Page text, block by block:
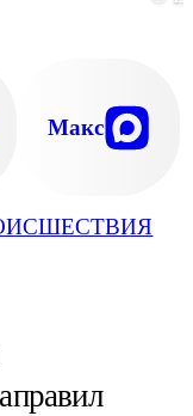
Макс